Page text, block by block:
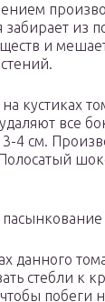
забирает из
и
кустиках
все
4 см.
данного
стебли к
чтобы побеги